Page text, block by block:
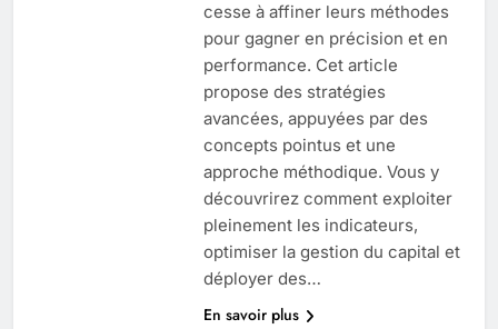
cesse à affiner leurs méthodes
pour gagner en précision et en
performance. Cet article
propose des stratégies
avancées, appuyées par des
concepts pointus et une
approche méthodique. Vous y
découvrirez comment exploiter
pleinement les indicateurs,
optimiser la gestion du capital et
déployer des…
En savoir plus